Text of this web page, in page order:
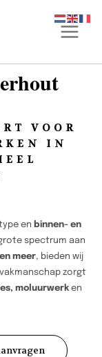
VOOR
IN
en binnen- en
spectrum aan
meer, bieden wij
vakmanschap zorgt
moluurwerk en